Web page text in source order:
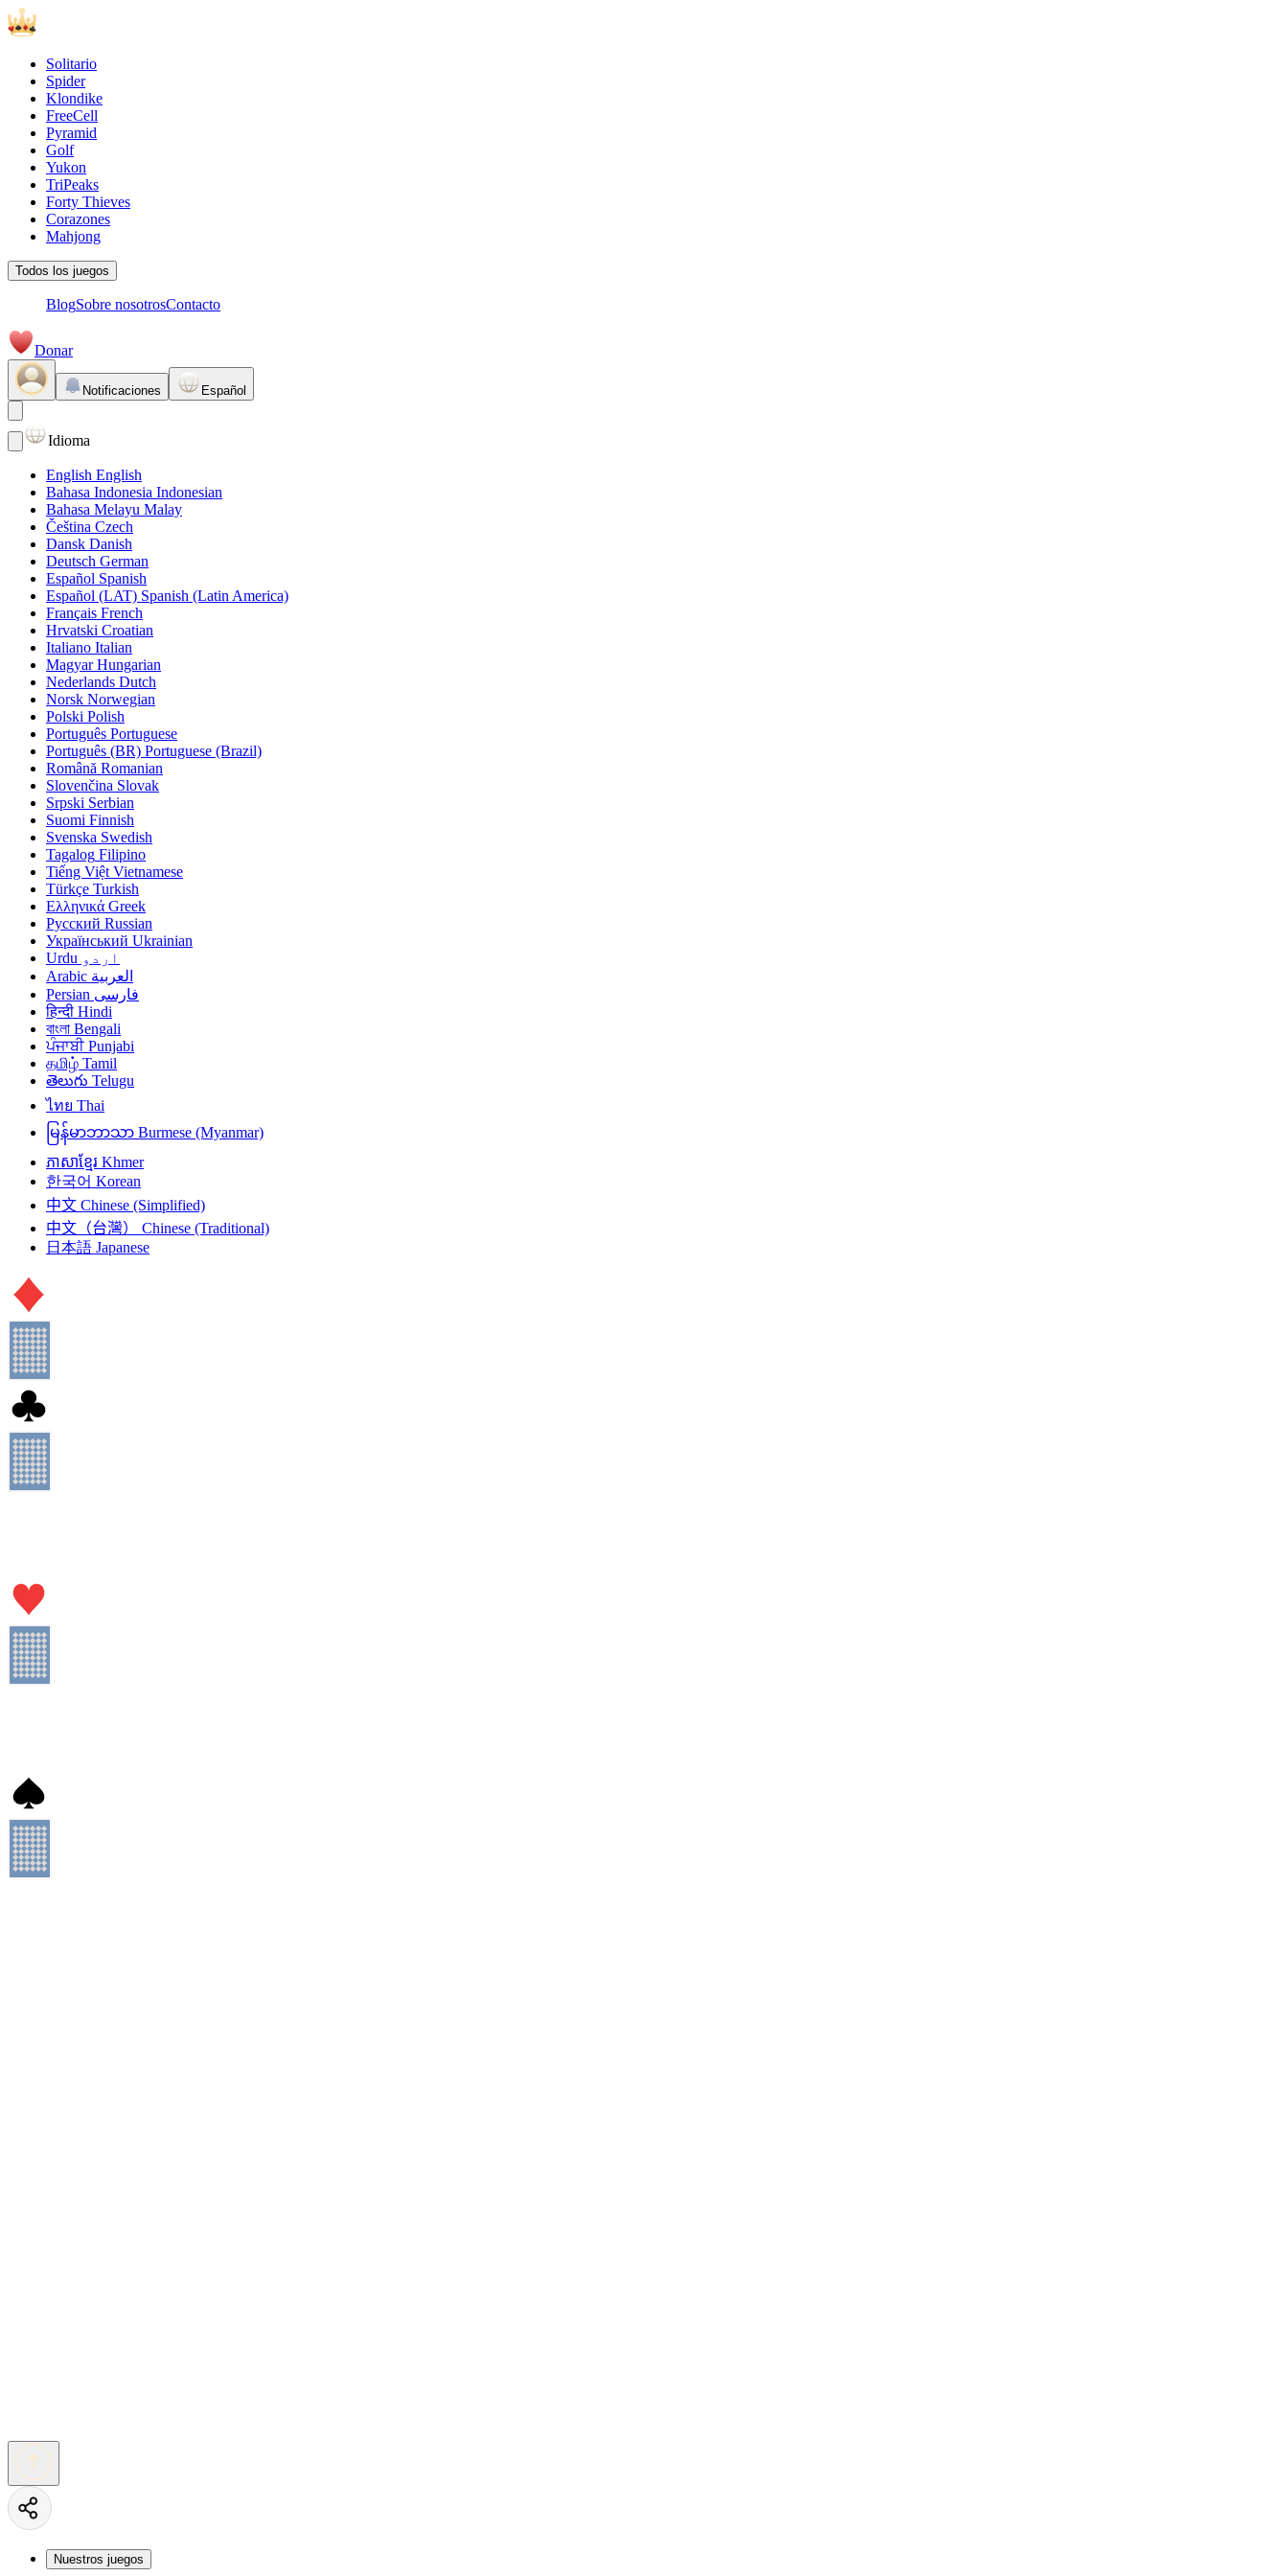
Solitario
Spider
Klondike
FreeCell
Pyramid
Golf
Yukon
TriPeaks
Forty Thieves
Corazones
Mahjong
Todos los juegos
BlogSobre nosotrosContacto
Donar
Notificaciones Español
Idioma
English English
Bahasa Indonesia Indonesian
Bahasa Melayu Malay
Čeština Czech
Dansk Danish
Deutsch German
Español Spanish
Español (LAT) Spanish (Latin America)
Français French
Hrvatski Croatian
Italiano Italian
Magyar Hungarian
Nederlands Dutch
Norsk Norwegian
Polski Polish
Português Portuguese
Português (BR) Portuguese (Brazil)
Română Romanian
Slovenčina Slovak
Srpski Serbian
Suomi Finnish
Svenska Swedish
Tagalog Filipino
Tiếng Việt Vietnamese
Türkçe Turkish
Ελληνικά Greek
Русский Russian
Український Ukrainian
اردو Urdu
العربية Arabic
فارسی Persian
हिन्दी Hindi
বাংলা Bengali
ਪੰਜਾਬੀ Punjabi
தமிழ் Tamil
తెలుగు Telugu
ไทย Thai
မြန်မာဘာသာ Burmese (Myanmar)
ភាសាខ្មែរ Khmer
한국어 Korean
中文 Chinese (Simplified)
中文（台灣）
Chinese (Traditional)
日本語 Japanese
Nuestros juegos